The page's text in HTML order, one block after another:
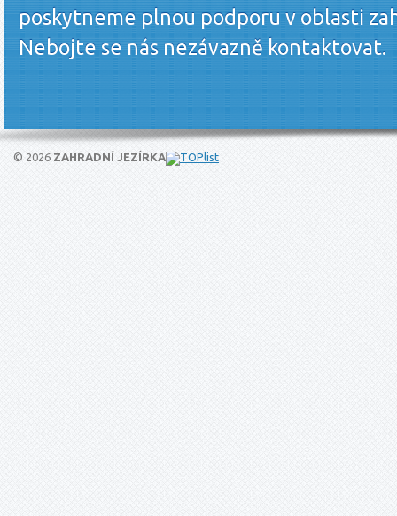
poskytneme plnou podporu v oblasti
Nebojte se nás nezávazně kontaktovat.
© 2026 ZAHRADNÍ JEZÍRKA